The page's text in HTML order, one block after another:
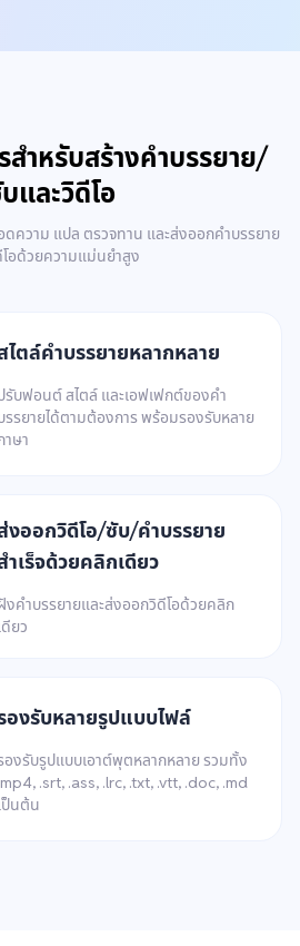
สำหรับสร้างคำบรรยาย/
และวิดีโอ
ความ แปล ตรวจทาน และส่งออกคำบรรยาย
โอด้วยความแม่นยำสูง
ไตล์คำบรรยายหลากหลาย
รับฟอนต์ สไตล์ และเอฟเฟกต์ของคำ
รรยายได้ตามต้องการ พร้อมรองรับหลาย
าษา
งออกวิดีโอ/ซับ/คำบรรยาย
ำเร็จด้วยคลิกเดียว
งคำบรรยายและส่งออกวิดีโอด้วยคลิก
ดียว
องรับหลายรูปแบบไฟล์
องรับรูปแบบเอาต์พุตหลากหลาย รวมทั้ง
.srt, .ass, .lrc, .txt, .vtt, .doc, .md
ป็นต้น